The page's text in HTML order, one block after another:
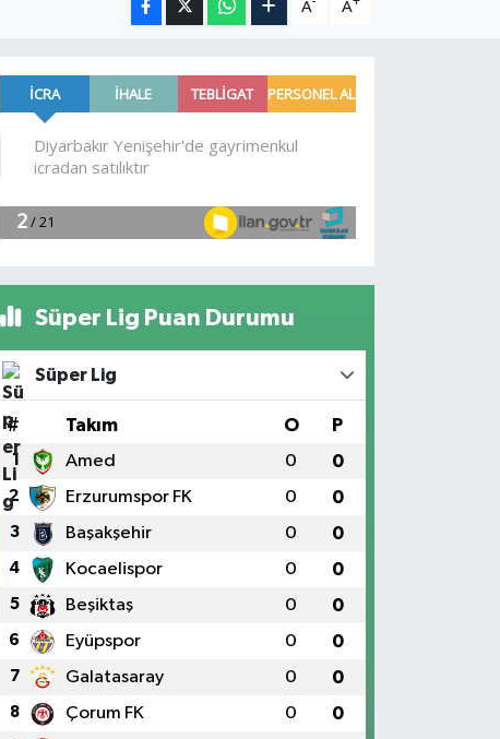
A A
Süper Lig Puan Durumu
Süper Lig
# Takım O P
1 Amed 0 0
2 Erzurumspor FK 0 0
3 Başakşehir 0 0
4 Kocaelispor 0 0
5 Beşiktaş 0 0
6 Eyüpspor 0 0
7 Galatasaray 0 0
8 Çorum FK 0 0